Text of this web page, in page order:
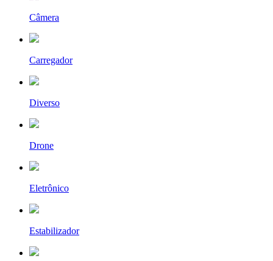
Câmera
Carregador
Diverso
Drone
Eletrônico
Estabilizador